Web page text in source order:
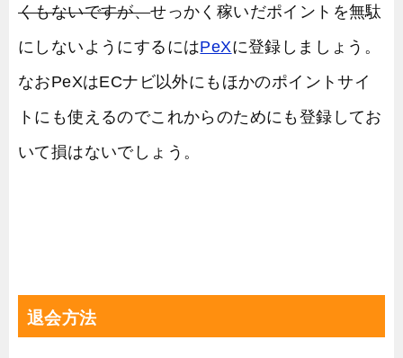
くもないですが、せっかく稼いだポイントを無駄
にしないようにするにはPeXに登録しましょう。
なおPeXはECナビ以外にもほかのポイントサイ
トにも使えるのでこれからのためにも登録してお
いて損はないでしょう。
退会方法